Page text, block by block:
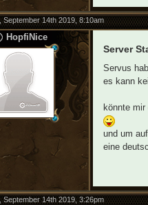
September 14th 2019, 8:10am
HopfiNice
Server
Servus
es kann
könnte
und um
eine
September 14th 2019, 3:26pm